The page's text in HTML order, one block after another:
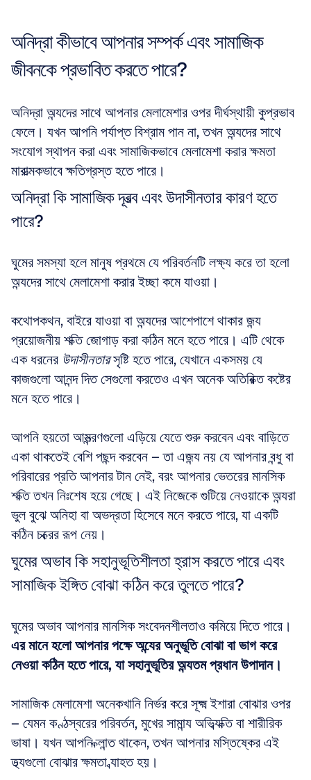
অনিদ্রা কীভাবে আপনার সম্পর্ক এবং সামাজিক
জীবনকে প্রভাবিত করতে পারে?
অনিদ্রা অন্যদের সাথে আপনার মেলামেশার ওপর দীর্ঘস্থায়ী কুপ্রভাব
ফেলে। যখন আপনি পর্যাপ্ত বিশ্রাম পান না, তখন অন্যদের সাথে
সংযোগ স্থাপন করা এবং সামাজিকভাবে মেলামেশা করার ক্ষমতা
মারাত্মকভাবে ক্ষতিগ্রস্ত হতে পারে।
অনিদ্রা কি সামাজিক দূরত্ব এবং উদাসীনতার কারণ হতে
পারে?
ঘুমের সমস্যা হলে মানুষ প্রথমে যে পরিবর্তনটি লক্ষ্য করে তা হলো
অন্যদের সাথে মেলামেশা করার ইচ্ছা কমে যাওয়া।
কথোপকথন, বাইরে যাওয়া বা অন্যদের আশেপাশে থাকার জন্য
প্রয়োজনীয় শক্তি জোগাড় করা কঠিন মনে হতে পারে। এটি থেকে
এক ধরনের উদাসীনতার সৃষ্টি হতে পারে, যেখানে একসময় যে
কাজগুলো আনন্দ দিত সেগুলো করতেও এখন অনেক অতিরিক্ত কষ্টের
মনে হতে পারে।
আপনি হয়তো আমন্ত্রণগুলো এড়িয়ে যেতে শুরু করবেন এবং বাড়িতে
একা থাকতেই বেশি পছন্দ করবেন – তা এজন্য নয় যে আপনার বন্ধু বা
পরিবারের প্রতি আপনার টান নেই, বরং আপনার ভেতরের মানসিক
শক্তি তখন নিঃশেষ হয়ে গেছে। এই নিজেকে গুটিয়ে নেওয়াকে অন্যরা
ভুল বুঝে অনিহা বা অভদ্রতা হিসেবে মনে করতে পারে, যা একটি
কঠিন চক্রের রূপ নেয়।
ঘুমের অভাব কি সহানুভূতিশীলতা হ্রাস করতে পারে এবং
সামাজিক ইঙ্গিত বোঝা কঠিন করে তুলতে পারে?
এর মানে হলো আপনার পক্ষে অন্যের অনুভূতি বোঝা বা ভাগ করে
নেওয়া কঠিন হতে পারে, যা সহানুভূতির অন্যতম প্রধান উপাদান।
সামাজিক মেলামেশা অনেকখানি নির্ভর করে সূক্ষ্ম ইশারা বোঝার ওপর
– যেমন কণ্ঠস্বরের পরিবর্তন, মুখের সামান্য অভিব্যক্তি বা শারীরিক
ভাষা। যখন আপনি ক্লান্ত থাকেন, তখন আপনার মস্তিষ্কের এই
তথ্যগুলো বোঝার ক্ষমতা ব্যাহত হয়।